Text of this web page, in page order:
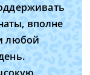
вполне
любой